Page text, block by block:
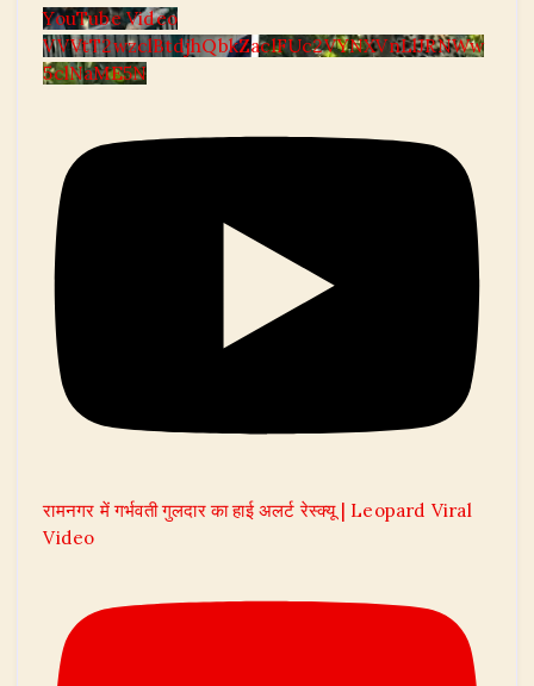
YouTube Video
VVVtT2wzclBtdjhQbkZaclFUc2VYNXVnLlJRNWw
5clNaME5N
रामनगर में गर्भवती गुलदार का हाई अलर्ट रेस्क्यू | Leopard Viral
Video